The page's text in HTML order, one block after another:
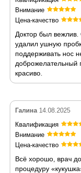
Внимание
Цена-качество
Доктор был
удалил ушную
поддерживать нос
доброжелательный
красиво.
Галина 14.08.2025
Квалификация
Внимание
Цена-качество
Всё хорошо, врач
процедуру